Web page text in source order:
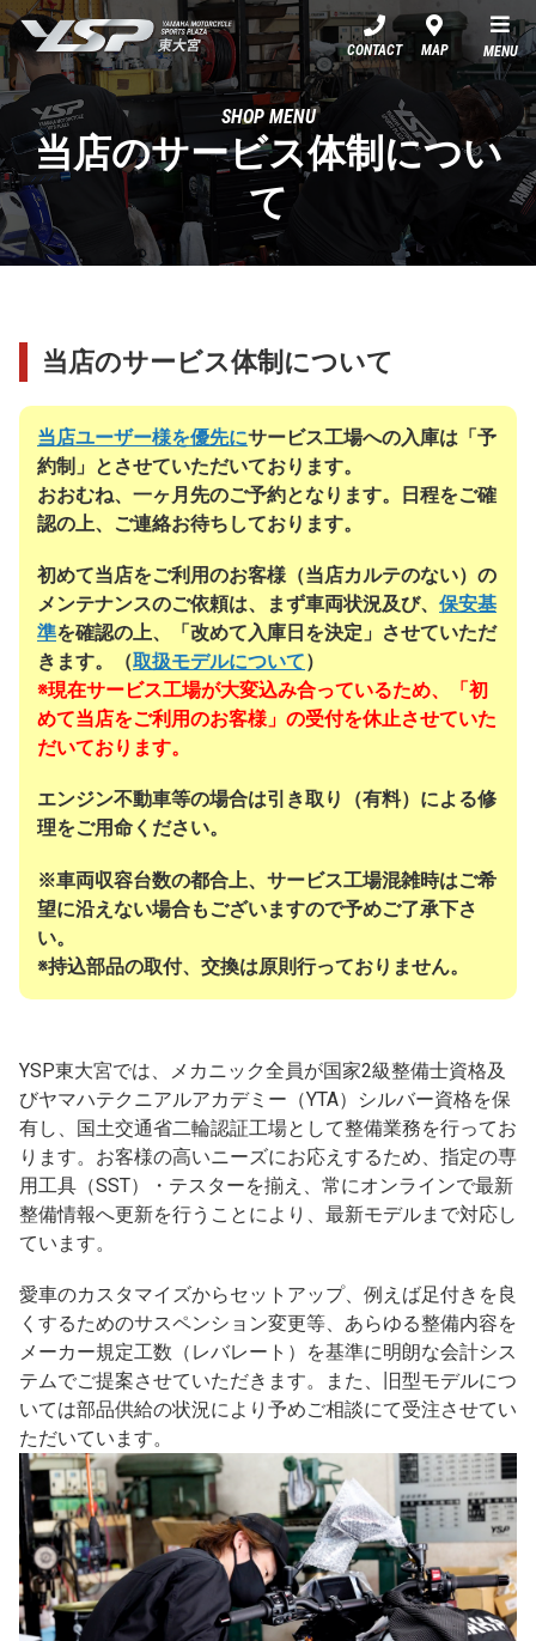
YSP東大宮
CONTACT MAP MENU
SHOP MENU
当店のサービス体制につい
て
当店のサービス体制について
当店ユーザー様を優先にサービス工場への入庫は「予
約制」とさせていただいております。
おおむね、一ヶ月先のご予約となります。日程をご確
認の上、ご連絡お待ちしております。
初めて当店をご利用のお客様（当店カルテのない）の
メンテナンスのご依頼は、まず車両状況及び、 保安基
準を確認の上、「改めて入庫日を決定」させていただ
きます。（取扱モデルについて）
※現在サービス工場が大変込み合っているため、「初
めて当店をご利用のお客様」の受付を休止させていた
だいております。
エンジン不動車等の場合は引き取り（有料）による修
理をご用命ください。
※車両収容台数の都合上、サービス工場混雑時はご希
望に沿えない場合もございますので予めご了承下さ
い。
※持込部品の取付、交換は原則行っておりません。
YSP東大宮では、メカニック全員が国家2級整備士資格及
びヤマハテクニアルアカデミー（YTA）シルバー資格を保
有し、国土交通省二輪認証工場として整備業務を行ってお
ります。お客様の高いニーズにお応えするため、指定の専
用工具（SST）・テスターを揃え、常にオンラインで最新
整備情報へ更新を行うことにより、最新モデルまで対応し
ています。
愛車のカスタマイズからセットアップ、例えば足付きを良
くするためのサスペンション変更等、あらゆる整備内容を
メーカー規定工数（レバレート）を基準に明朗な会計シス
テムでご提案させていただきます。また、旧型モデルにつ
いては部品供給の状況により予めご相談にて受注させてい
ただいています。